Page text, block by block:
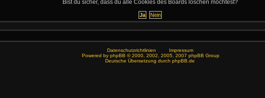
Bist du sicher, dass du alle Cookies des Boards löschen möchtest?
Datenschutzrichtlinien
Impressum
Powered by phpBB © 2000, 2002, 2005, 2007 phpBB Group
Deutsche Übersetzung durch phpBB.de